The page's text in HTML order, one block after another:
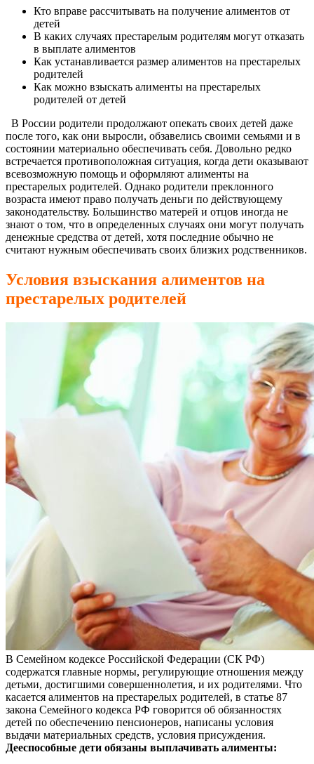
Кто вправе рассчитывать на получение алиментов от
детей
В каких случаях престарелым родителям могут отказать
в выплате алиментов
Как устанавливается размер алиментов на престарелых
родителей
Как можно взыскать алименты на престарелых
родителей от детей
В России родители продолжают опекать своих детей даже
после того, как они выросли, обзавелись своими семьями и в
состоянии материально обеспечивать себя. Довольно редко
встречается противоположная ситуация, когда дети оказывают
всевозможную помощь и оформляют алименты на
престарелых родителей. Однако родители преклонного
возраста имеют право получать деньги по действующему
законодательству. Большинство матерей и отцов иногда не
знают о том, что в определенных случаях они могут получать
денежные средства от детей, хотя последние обычно не
считают нужным обеспечивать своих близких родственников.
Условия взыскания алиментов на
престарелых родителей
В Семейном кодексе Российской Федерации (СК РФ)
содержатся главные нормы, регулирующие отношения между
детьми, достигшими совершеннолетия, и их родителями. Что
касается алиментов на престарелых родителей, в статье 87
закона Семейного кодекса РФ говорится об обязанностях
детей по обеспечению пенсионеров, написаны условия
выдачи материальных средств, условия присуждения.
Дееспособные дети обязаны выплачивать алименты: